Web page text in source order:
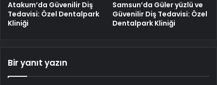
Atakum’da Güvenilir Diş
Tedavisi: Özel Dentalpark
Kliniği
Samsun’da Güler yüzlü ve
Güvenilir Diş Tedavisi: Özel
Dentalpark Kliniği
Bir yanıt yazın